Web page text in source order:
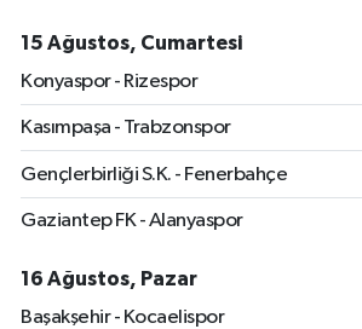
15 Ağustos, Cumartesi
Konyaspor - Rizespor
Kasımpaşa - Trabzonspor
Gençlerbirliği S.K. - Fenerbahçe
Gaziantep FK - Alanyaspor
16 Ağustos, Pazar
Başakşehir - Kocaelispor